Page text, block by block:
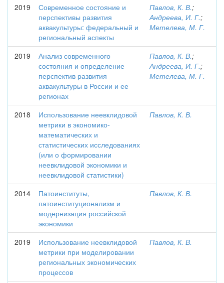
2019
Современное состояние и
перспективы развития
аквакультуры: федеральный и
региональный аспекты
Павлов, К. В.;
Андреева, И. Г.;
Метелева, М. Г.
2019
Анализ современного
состояния и определение
перспектив развития
аквакультуры в России и ее
регионах
Павлов, К. В.;
Андреева, И. Г.;
Метелева, М. Г.
2018
Использование неевклидовой
метрики в экономико-
математических и
статистических исследованиях
(или о формировании
неевклидовой экономики и
неевклидовой статистики)
Павлов, К. В.
2014
Патоинституты,
патоинституционализм и
модернизация российской
экономики
Павлов, К. В.
2019
Использование неевклидовой
метрики при моделировании
региональных экономических
процессов
Павлов, К. В.